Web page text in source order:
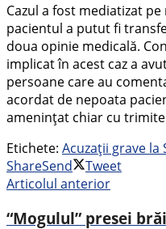
Cazul a fost mediatizat
pacientul a putut fi
doua opinie medicală.
implicat în acest caz a
persoane care au
acordat de nepoata
amenințat chiar cu
Etichete: Acuzații grave la
ShareSend
Tweet
Articolul anterior
“Mogulul” presei